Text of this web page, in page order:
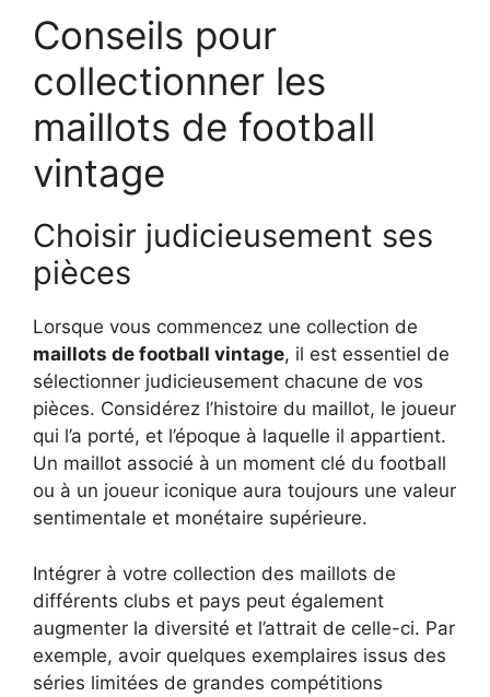
Conseils pour
collectionner les
maillots de football
vintage
Choisir judicieusement ses
pièces
Lorsque vous commencez une collection de
maillots de football vintage, il est essentiel de
sélectionner judicieusement chacune de vos
pièces. Considérez l’histoire du maillot, le joueur
qui l’a porté, et l’époque à laquelle il appartient.
Un maillot associé à un moment clé du football
ou à un joueur iconique aura toujours une valeur
sentimentale et monétaire supérieure.
Intégrer à votre collection des maillots de
différents clubs et pays peut également
augmenter la diversité et l’attrait de celle-ci. Par
exemple, avoir quelques exemplaires issus des
séries limitées de grandes compétitions